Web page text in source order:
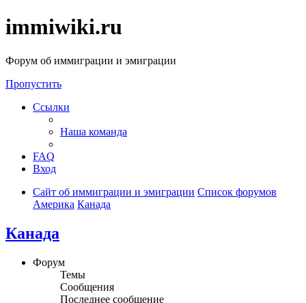
immiwiki.ru
Форум об иммиграции и эмиграции
Пропустить
Ссылки
Наша команда
FAQ
Вход
Сайт об иммиграции и эмиграции Список форумов
Америка Канада
Канада
Форум
Темы
Сообщения
Последнее сообщение